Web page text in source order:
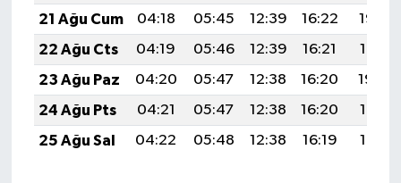
21 Ağu Cum
04:18 05:45 12:39 16:22
19:23
22 Ağu Cts
04:19 05:46 12:39 16:21
19:21
23 Ağu Paz
04:20 05:47 12:38 16:20
19:20
24 Ağu Pts
04:21 05:47 12:38 16:20
19:19
25 Ağu Sal
04:22 05:48 12:38 16:19 19:17